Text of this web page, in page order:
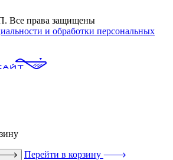
права защищены
и обработки персональных
Перейти в корзину